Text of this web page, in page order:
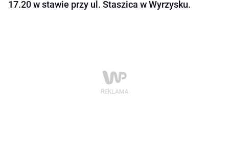
17.20 w stawie przy ul. Staszica w Wyrzysku.